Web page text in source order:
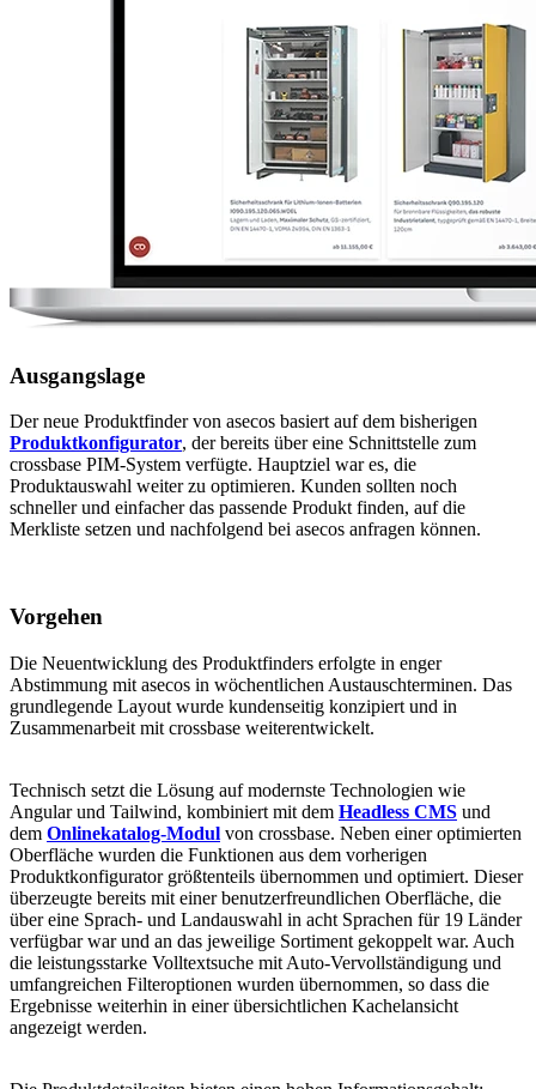
Ausgangslage
Der neue Produktfinder von asecos basiert auf dem bisherigen
Produktkonfigurator, der bereits über eine Schnittstelle zum
crossbase PIM-System verfügte. Hauptziel war es, die
Produktauswahl weiter zu optimieren. Kunden sollten noch
schneller und einfacher das passende Produkt finden, auf die
Merkliste setzen und nachfolgend bei asecos anfragen können.
Vorgehen
Die Neuentwicklung des Produktfinders erfolgte in enger
Abstimmung mit asecos in wöchentlichen Austauschterminen. Das
grundlegende Layout wurde kundenseitig konzipiert und in
Zusammenarbeit mit crossbase weiterentwickelt.
Technisch setzt die Lösung auf modernste Technologien wie
Angular und Tailwind, kombiniert mit dem Headless CMS und
dem Onlinekatalog-Modul von crossbase. Neben einer optimierten
Oberfläche wurden die Funktionen aus dem vorherigen
Produktkonfigurator größtenteils übernommen und optimiert. Dieser
überzeugte bereits mit einer benutzerfreundlichen Oberfläche, die
über eine Sprach- und Landauswahl in acht Sprachen für 19 Länder
verfügbar war und an das jeweilige Sortiment gekoppelt war. Auch
die leistungsstarke Volltextsuche mit Auto-Vervollständigung und
umfangreichen Filteroptionen wurden übernommen, so dass die
Ergebnisse weiterhin in einer übersichtlichen Kachelansicht
angezeigt werden.